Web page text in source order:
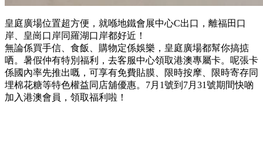
皇庭廣場位置超方便，就喺地鐵會展中心C出口，離福田口
岸、皇崗口岸同羅湖口岸都好近！
無論係買手信、食飯、購物定係娛樂，皇庭廣場都幫你搞掂
哂。暑假仲有特別福利，去客服中心領取港澳專屬卡。呢張卡
係國內率先推出嘅，可享有免費貼膜、限時按摩、限時寄存同
埋棉花糖等特色權益同店舖優惠。7月1號到7月31號期間快啲
加入港澳會員，領取福利啦！